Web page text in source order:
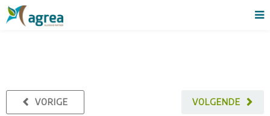
VOLGENDE
VORIGE